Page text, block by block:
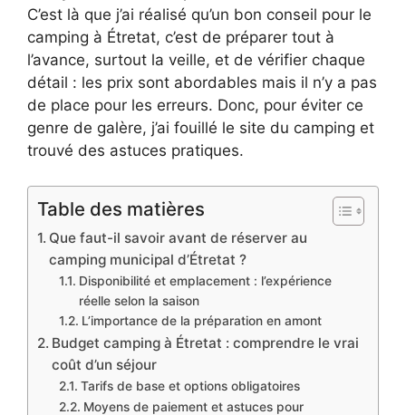
C’est là que j’ai réalisé qu’un bon conseil pour le
camping à Étretat, c’est de préparer tout à
l’avance, surtout la veille, et de vérifier chaque
détail : les prix sont abordables mais il n’y a pas
de place pour les erreurs. Donc, pour éviter ce
genre de galère, j’ai fouillé le site du camping et
trouvé des astuces pratiques.
Table des matières
Que faut-il savoir avant de réserver au
camping municipal d’Étretat ?
Disponibilité et emplacement : l’expérience
réelle selon la saison
L’importance de la préparation en amont
Budget camping à Étretat : comprendre le vrai
coût d’un séjour
Tarifs de base et options obligatoires
Moyens de paiement et astuces pour